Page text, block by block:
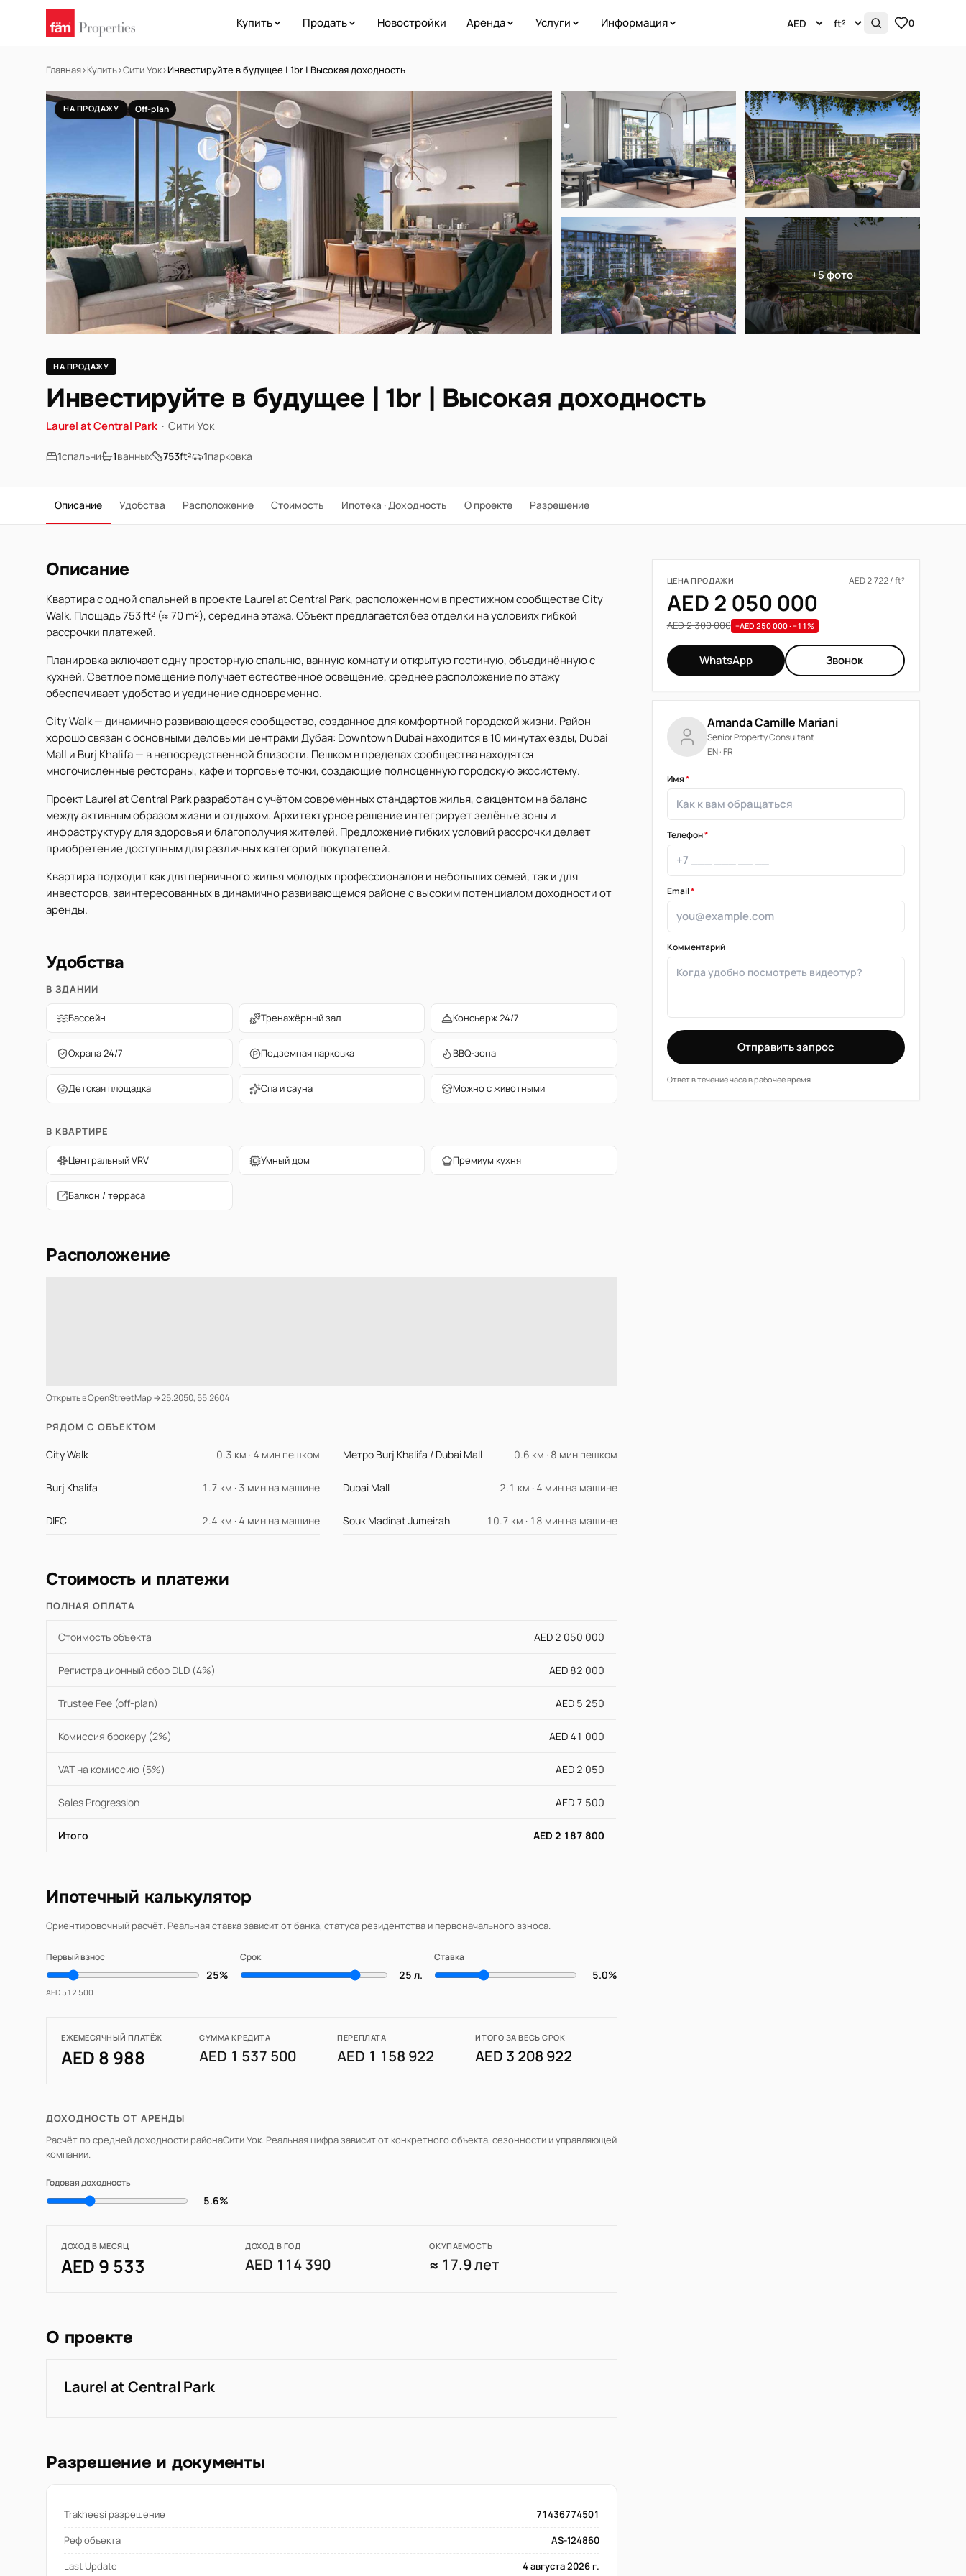
Купить Продать Новостройки Аренда Услуги Информация 0
Главная›Купить›Сити Уок›Инвестируйте в будущее | 1br | Высокая доходность
НА ПРОДАЖУ Off-plan
+5 фото
НА ПРОДАЖУ
Инвестируйте в будущее | 1br | Высокая доходность
Laurel at Central Park · Сити Уок
1спальни 1ванных 753ft² 1парковка
Описание Удобства Расположение Стоимость Ипотека · Доходность О проекте Разрешение
Описание
Квартира с одной спальней в проекте Laurel at Central Park, расположенном в престижном сообществе City
Walk. Площадь 753 ft² (≈ 70 m²), середина этажа. Объект предлагается без отделки на условиях гибкой
рассрочки платежей.
Планировка включает одну просторную спальню, ванную комнату и открытую гостиную, объединённую с
кухней. Светлое помещение получает естественное освещение, среднее расположение по этажу
обеспечивает удобство и уединение одновременно.
City Walk — динамично развивающееся сообщество, созданное для комфортной городской жизни. Район
хорошо связан с основными деловыми центрами Дубая: Downtown Dubai находится в 10 минутах езды, Dubai
Mall и Burj Khalifa — в непосредственной близости. Пешком в пределах сообщества находятся
многочисленные рестораны, кафе и торговые точки, создающие полноценную городскую экосистему.
Проект Laurel at Central Park разработан с учётом современных стандартов жилья, с акцентом на баланс
между активным образом жизни и отдыхом. Архитектурное решение интегрирует зелёные зоны и
инфраструктуру для здоровья и благополучия жителей. Предложение гибких условий рассрочки делает
приобретение доступным для различных категорий покупателей.
Квартира подходит как для первичного жилья молодых профессионалов и небольших семей, так и для
инвесторов, заинтересованных в динамично развивающемся районе с высоким потенциалом доходности от
аренды.
Удобства
В ЗДАНИИ
Бассейн Тренажёрный зал Консьерж 24/7
Охрана 24/7 Подземная парковка BBQ-зона
Детская площадка Спа и сауна Можно с животными
В КВАРТИРЕ
Центральный VRV Умный дом Премиум кухня
Балкон / терраса
Расположение
Открыть в OpenStreetMap →25.2050, 55.2604
РЯДОМ С ОБЪЕКТОМ
City Walk 0.3 км · 4 мин пешком Метро Burj Khalifa / Dubai Mall 0.6 км · 8 мин пешком
Burj Khalifa 1.7 км · 3 мин на машине Dubai Mall 2.1 км · 4 мин на машине
DIFC 2.4 км · 4 мин на машине Souk Madinat Jumeirah 10.7 км · 18 мин на машине
Стоимость и платежи
ПОЛНАЯ ОПЛАТА
Стоимость объекта AED 2 050 000
Регистрационный сбор DLD (4%) AED 82 000
Trustee Fee (off-plan) AED 5 250
Комиссия брокеру (2%) AED 41 000
VAT на комиссию (5%) AED 2 050
Sales Progression AED 7 500
Итого AED 2 187 800
Ипотечный калькулятор
Ориентировочный расчёт. Реальная ставка зависит от банка, статуса резидентства и первоначального взноса.
Первый взнос
25%
AED 512 500
Срок
25 л.
Ставка
5.0%
ЕЖЕМЕСЯЧНЫЙ ПЛАТЁЖ
AED 8 988
СУММА КРЕДИТА
AED 1 537 500
ПЕРЕПЛАТА
AED 1 158 922
ИТОГО ЗА ВЕСЬ СРОК
AED 3 208 922
ДОХОДНОСТЬ ОТ АРЕНДЫ
Расчёт по средней доходности районаСити Уок. Реальная цифра зависит от конкретного объекта, сезонности и управляющей
компании.
Годовая доходность
5.6%
ДОХОД В МЕСЯЦ
AED 9 533
ДОХОД В ГОД
AED 114 390
ОКУПАЕМОСТЬ
≈ 17.9 лет
О проекте
Laurel at Central Park
Разрешение и документы
Trakheesi разрешение
71436774501
Реф объекта
AS-124860
Last Update
4 августа 2026 г.
ЦЕНА ПРОДАЖИ AED 2 722 / ft²
AED 2 050 000
AED 2 300 000 −AED 250 000 · −11%
WhatsApp Звонок
Amanda Camille Mariani
Senior Property Consultant
EN · FR
Имя*
Телефон*
Email*
Комментарий
Отправить запрос
Ответ в течение часа в рабочее время.